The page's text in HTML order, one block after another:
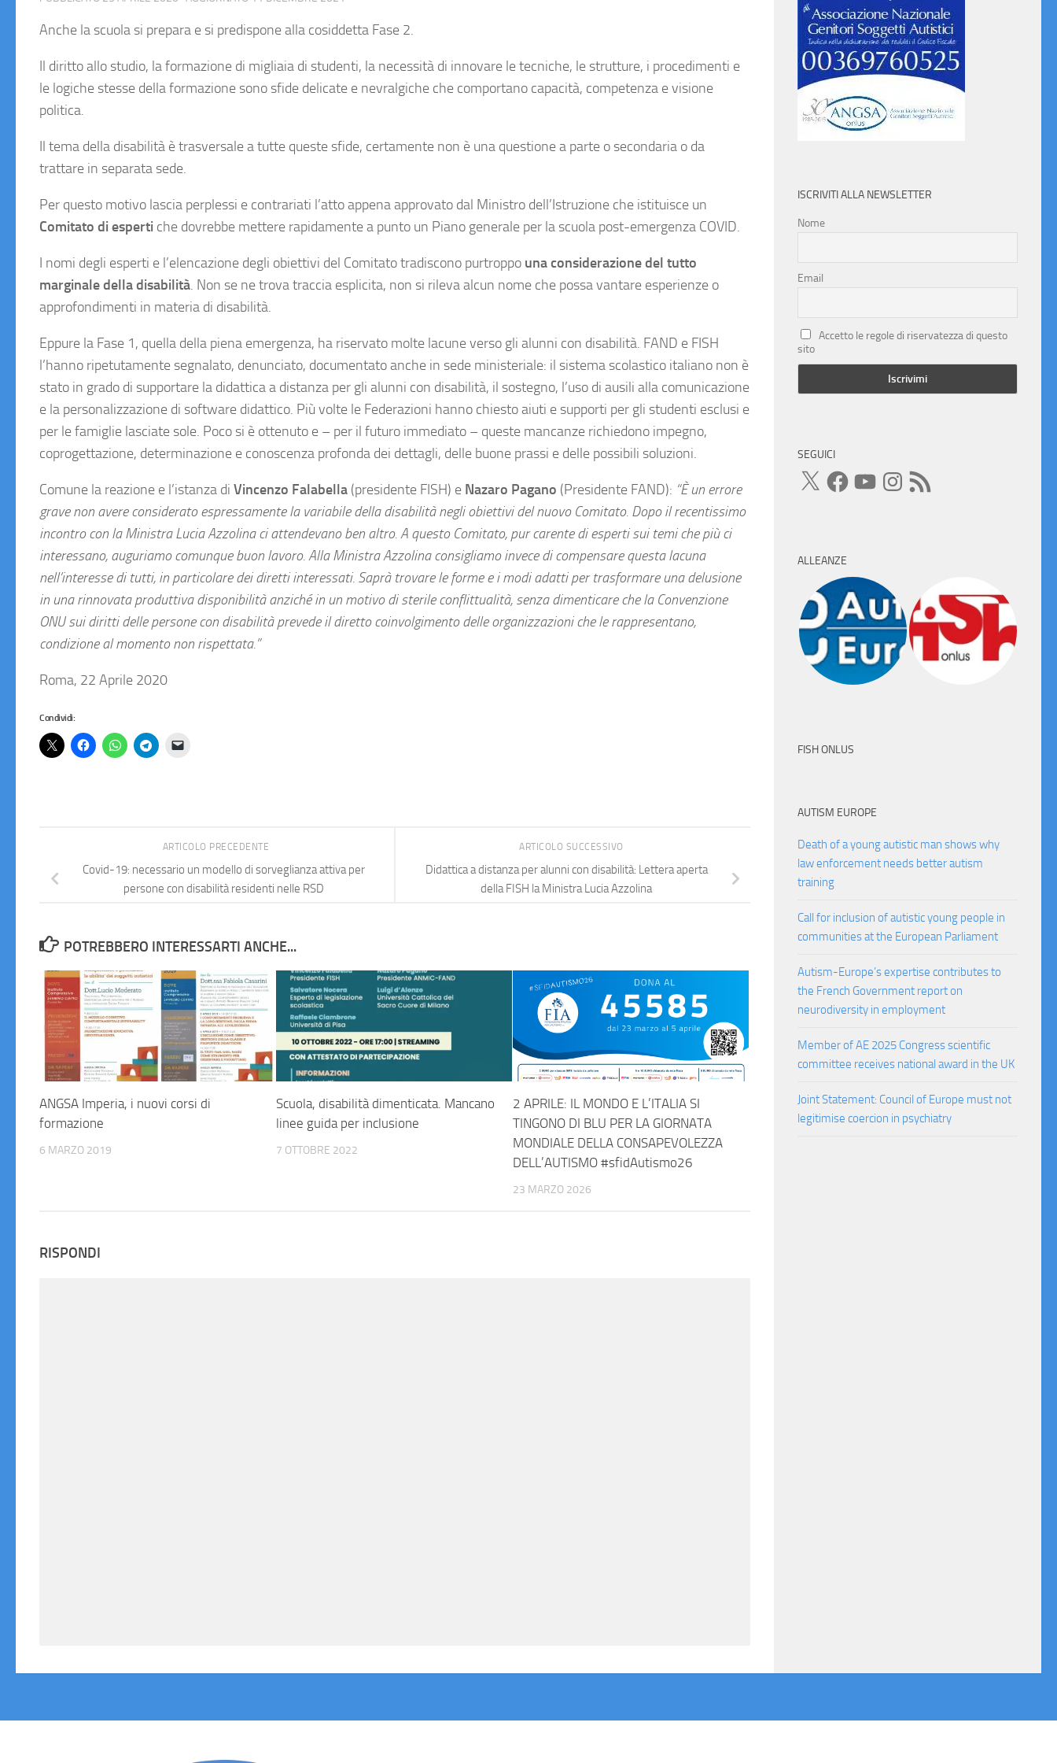
Anche la scuola si prepara e si predispone alla cosiddetta Fase 2.
Il diritto allo studio, la formazione di migliaia di studenti, la necessità di innovare le tecniche, le strutture, i procedimenti e
le logiche stesse della formazione sono sfide delicate e nevralgiche che comportano capacità, competenza e visione
politica.
Il tema della disabilità è trasversale a tutte queste sfide, certamente non è una questione a parte o secondaria o da
trattare in separata sede.
Per questo motivo lascia perplessi e contrariati l’atto appena approvato dal Ministro dell’Istruzione che istituisce un
Comitato di esperti che dovrebbe mettere rapidamente a punto un Piano generale per la scuola post-emergenza COVID.
I nomi degli esperti e l’elencazione degli obiettivi del Comitato tradiscono purtroppo una considerazione del tutto
marginale della disabilità. Non se ne trova traccia esplicita, non si rileva alcun nome che possa vantare esperienze o
approfondimenti in materia di disabilità.
Eppure la Fase 1, quella della piena emergenza, ha riservato molte lacune verso gli alunni con disabilità. FAND e FISH
l’hanno ripetutamente segnalato, denunciato, documentato anche in sede ministeriale: il sistema scolastico italiano non è
stato in grado di supportare la didattica a distanza per gli alunni con disabilità, il sostegno, l’uso di ausili alla comunicazione
e la personalizzazione di software didattico. Più volte le Federazioni hanno chiesto aiuti e supporti per gli studenti esclusi e
per le famiglie lasciate sole. Poco si è ottenuto e – per il futuro immediato – queste mancanze richiedono impegno,
coprogettazione, determinazione e conoscenza profonda dei dettagli, delle buone prassi e delle possibili soluzioni.
Comune la reazione e l’istanza di Vincenzo Falabella (presidente FISH) e Nazaro Pagano (Presidente FAND): “È un errore
grave non avere considerato espressamente la variabile della disabilità negli obiettivi del nuovo Comitato. Dopo il recentissimo
incontro con la Ministra Lucia Azzolina ci attendevano ben altro. A questo Comitato, pur carente di esperti sui temi che più ci
interessano, auguriamo comunque buon lavoro. Alla Ministra Azzolina consigliamo invece di compensare questa lacuna
nell’interesse di tutti, in particolare dei diretti interessati. Saprà trovare le forme e i modi adatti per trasformare una delusione
in una rinnovata produttiva disponibilità anziché in un motivo di sterile conflittualità, senza dimenticare che la Convenzione
ONU sui diritti delle persone con disabilità prevede il diretto coinvolgimento delle organizzazioni che le rappresentano,
condizione al momento non rispettata.”
Roma, 22 Aprile 2020
Condividi:
ARTICOLO SUCCESSIVO
Didattica a distanza per alunni con disabilità: Lettera aperta
della FISH la Ministra Lucia Azzolina
ARTICOLO PRECEDENTE
Covid-19: necessario un modello di sorveglianza attiva per
persone con disabilità residenti nelle RSD
POTREBBERO INTERESSARTI ANCHE...
ANGSA Imperia, i nuovi corsi di
formazione
6 MARZO 2019
Scuola, disabilità dimenticata. Mancano
linee guida per inclusione
7 OTTOBRE 2022
2 APRILE: IL MONDO E L’ITALIA SI
TINGONO DI BLU PER LA GIORNATA
MONDIALE DELLA CONSAPEVOLEZZA
DELL’AUTISMO #sfidAutismo26
23 MARZO 2026
RISPONDI
ISCRIVITI ALLA NEWSLETTER
Nome
Email
Accetto le regole di riservatezza di questo
sito
SEGUICI
X FacebookYouTubeInstagram
Feed
RSS
ALLEANZE
FISH ONLUS
AUTISM EUROPE
Death of a young autistic man shows why
law enforcement needs better autism
training
Call for inclusion of autistic young people in
communities at the European Parliament
Autism-Europe’s expertise contributes to
the French Government report on
neurodiversity in employment
Member of AE 2025 Congress scientific
committee receives national award in the UK
Joint Statement: Council of Europe must not
legitimise coercion in psychiatry